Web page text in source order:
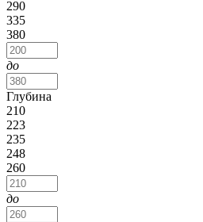
290
335
380
до
Глубина
210
223
235
248
260
до